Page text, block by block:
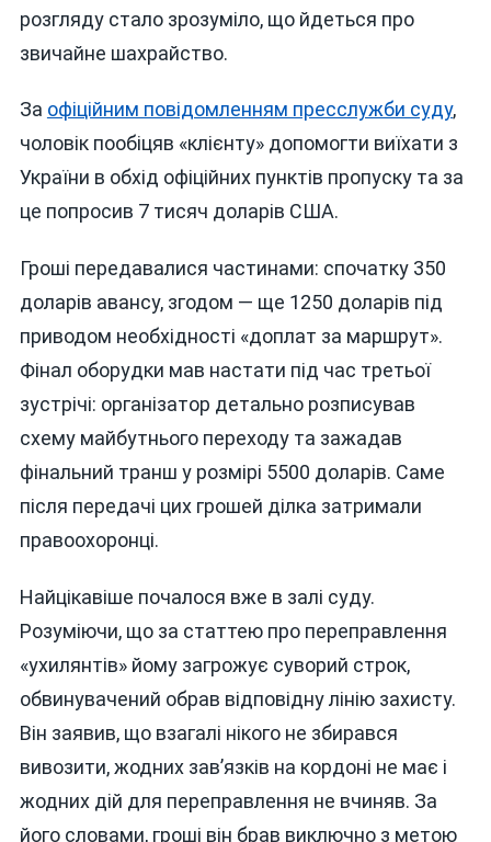
розгляду стало зрозуміло, що йдеться про
звичайне шахрайство.
За офіційним повідомленням пресслужби суду,
чоловік пообіцяв «клієнту» допомогти виїхати з
України в обхід офіційних пунктів пропуску та за
це попросив 7 тисяч доларів США.
Гроші передавалися частинами: спочатку 350
доларів авансу, згодом — ще 1250 доларів під
приводом необхідності «доплат за маршрут».
Фінал оборудки мав настати під час третьої
зустрічі: організатор детально розписував
схему майбутнього переходу та зажадав
фінальний транш у розмірі 5500 доларів. Саме
після передачі цих грошей ділка затримали
правоохоронці.
Найцікавіше почалося вже в залі суду.
Розуміючи, що за статтею про переправлення
«ухилянтів» йому загрожує суворий строк,
обвинувачений обрав відповідну лінію захисту.
Він заявив, що взагалі нікого не збирався
вивозити, жодних зав’язків на кордоні не має і
жодних дій для переправлення не вчиняв. За
його словами, гроші він брав виключно з метою